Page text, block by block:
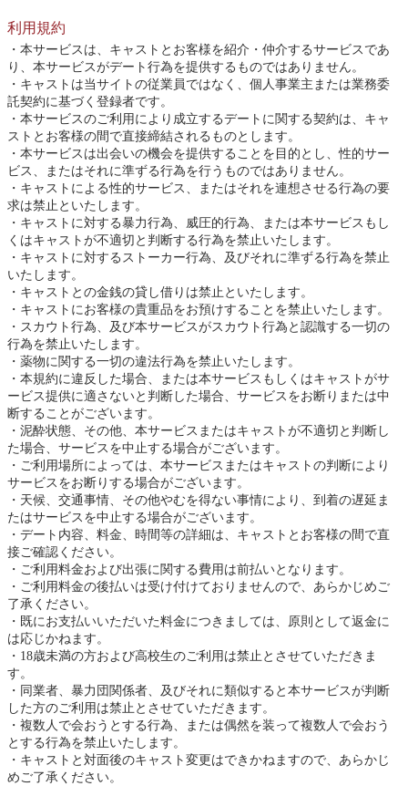
利用規約
本サービスは、キャストとお客様を紹介・仲介するサービスであ
り、本サービスがデート行為を提供するものではありません。
キャストは当サイトの従業員ではなく、個人事業主または業務委
託契約に基づく登録者です。
本サービスのご利用により成立するデートに関する契約は、キャ
ストとお客様の間で直接締結されるものとします。
本サービスは出会いの機会を提供することを目的とし、性的サー
ビス、またはそれに準ずる行為を行うものではありません。
キャストによる性的サービス、またはそれを連想させる行為の要
求は禁止といたします。
キャストに対する暴力行為、威圧的行為、または本サービスもし
くはキャストが不適切と判断する行為を禁止いたします。
キャストに対するストーカー行為、及びそれに準ずる行為を禁止
いたします。
キャストとの金銭の貸し借りは禁止といたします。
キャストにお客様の貴重品をお預けすることを禁止いたします。
スカウト行為、及び本サービスがスカウト行為と認識する一切の
行為を禁止いたします。
薬物に関する一切の違法行為を禁止いたします。
本規約に違反した場合、または本サービスもしくはキャストがサ
ービス提供に適さないと判断した場合、サービスをお断りまたは中
断することがございます。
泥酔状態、その他、本サービスまたはキャストが不適切と判断し
た場合、サービスを中止する場合がございます。
ご利用場所によっては、本サービスまたはキャストの判断により
サービスをお断りする場合がございます。
天候、交通事情、その他やむを得ない事情により、到着の遅延ま
たはサービスを中止する場合がございます。
デート内容、料金、時間等の詳細は、キャストとお客様の間で直
接ご確認ください。
ご利用料金および出張に関する費用は前払いとなります。
ご利用料金の後払いは受け付けておりませんので、あらかじめご
了承ください。
既にお支払いいただいた料金につきましては、原則として返金に
は応じかねます。
18歳未満の方および高校生のご利用は禁止とさせていただきま
す。
同業者、暴力団関係者、及びそれに類似すると本サービスが判断
した方のご利用は禁止とさせていただきます。
複数人で会おうとする行為、または偶然を装って複数人で会おう
とする行為を禁止いたします。
キャストと対面後のキャスト変更はできかねますので、あらかじ
めご了承ください。